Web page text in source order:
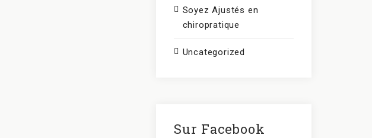
Soyez Ajustés en
chiropratique
Uncategorized
Sur Facebook